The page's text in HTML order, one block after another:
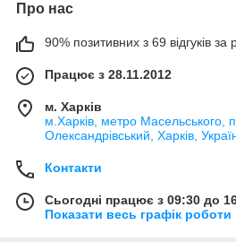
Про нас
90% позитивних з 69 відгуків за
Працює з 28.11.2012
м. Харків
м.Харків, метро Масельського,
Олександрівський, Харків,
Контакти
Сьогодні працює з 09:30 до
Показати весь графік роботи